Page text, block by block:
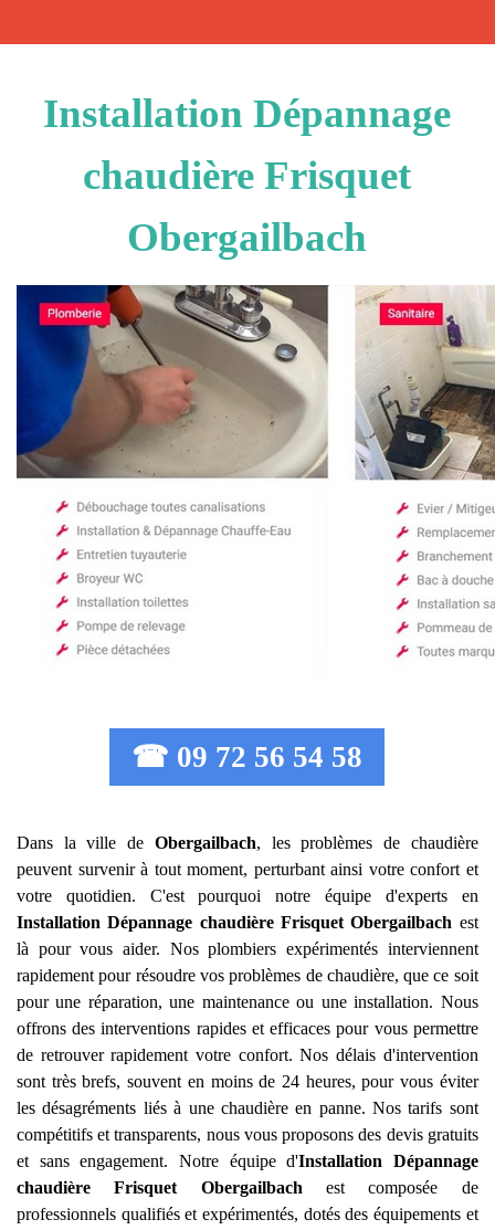
Installation Dépannage
chaudière Frisquet
Obergailbach
☎ 09 72 56 54 58
Dans la ville de Obergailbach, les problèmes de chaudière
peuvent survenir à tout moment, perturbant ainsi votre confort et
votre quotidien. C'est pourquoi notre équipe d'experts en
Installation Dépannage chaudière Frisquet Obergailbach est
là pour vous aider. Nos plombiers expérimentés interviennent
rapidement pour résoudre vos problèmes de chaudière, que ce soit
pour une réparation, une maintenance ou une installation. Nous
offrons des interventions rapides et efficaces pour vous permettre
de retrouver rapidement votre confort. Nos délais d'intervention
sont très brefs, souvent en moins de 24 heures, pour vous éviter
les désagréments liés à une chaudière en panne. Nos tarifs sont
compétitifs et transparents, nous vous proposons des devis gratuits
et sans engagement. Notre équipe d'Installation Dépannage
chaudière Frisquet
Obergailbach est composée de
professionnels qualifiés et expérimentés, dotés des équipements et